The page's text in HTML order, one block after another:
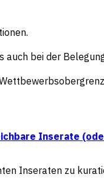
auch bei der
Inserate
Inseraten zu